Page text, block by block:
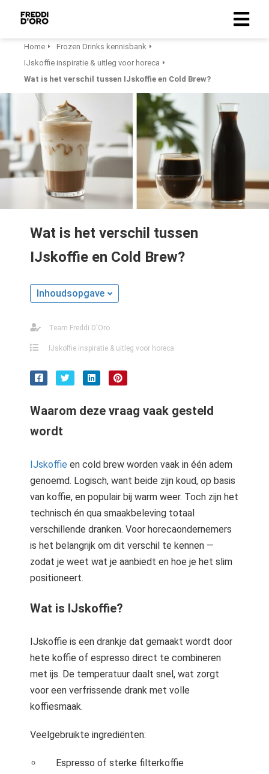
Home
Frozen Drinks kennisbank
IJskoffie inspiratie & uitleg voor horeca
Wat is het verschil tussen IJskoffie en Cold Brew?
Wat is het verschil tussen
IJskoffie en Cold Brew?
Inhoudsopgave
Team Freddi D'Oro
IJskoffie inspiratie & uitleg voor horeca
Waarom deze vraag vaak gesteld
wordt
IJskoffie en cold brew worden vaak in één adem
genoemd. Logisch, want beide zijn koud, op basis
van koffie, en populair bij warm weer. Toch zijn het
technisch én qua smaakbeleving totaal
verschillende dranken. Voor horecaondernemers
is het belangrijk om dit verschil te kennen —
zodat je weet wat je aanbiedt en hoe je het slim
positioneert.
Wat is IJskoffie?
IJskoffie is een drankje dat gemaakt wordt door
hete koffie of espresso direct te combineren
met ijs. De temperatuur daalt snel, wat zorgt
voor een verfrissende drank met volle
koffiesmaak.
Veelgebruikte ingrediënten:
Espresso of sterke filterkoffie